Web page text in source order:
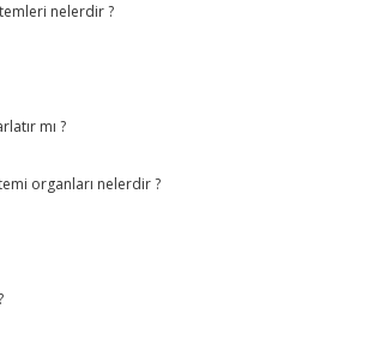
nelerdir ?
mı ?
organları nelerdir ?